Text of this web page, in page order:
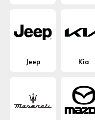
Jeep Kia